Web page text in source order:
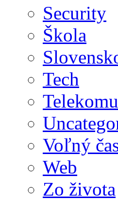
Security
Škola
Tech
Voľný
Web
Zo života